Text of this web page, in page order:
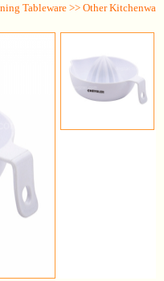
Tableware >> Other Kitchenwa